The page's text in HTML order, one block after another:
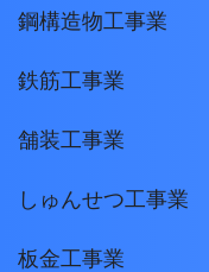
鋼構造物工事業
鉄筋工事業
舗装工事業
しゅんせつ工事業
板金工事業